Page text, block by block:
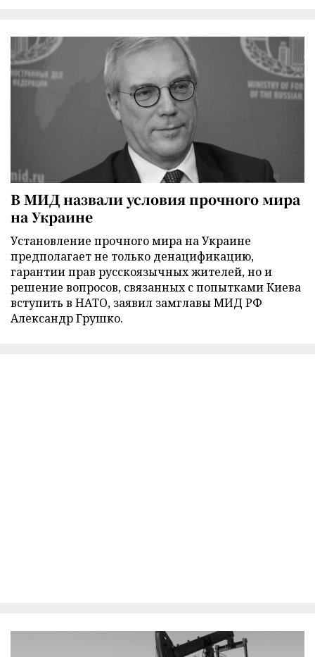
В МИД назвали условия прочного мира
на Украине
Установление прочного мира на Украине
предполагает не только денацификацию,
гарантии прав русскоязычных жителей, но и
решение вопросов, связанных с попытками Киева
вступить в НАТО, заявил замглавы МИД РФ
Александр Грушко.